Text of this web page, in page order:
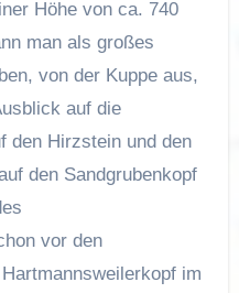
Höhe von ca. 740
man als großes
von der Kuppe aus,
auf die
den Hirzstein und den
den Sandgrubenkopf
vor den
im